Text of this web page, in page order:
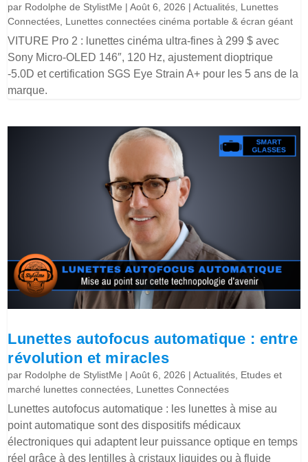
par Rodolphe de StylistMe |Août 6, 2026 |Actualités Lunettes
Connectées Lunettes connectées cinéma portable & écran géant
VITURE Pro 2 : lunettes cinéma ultra-fines à 299 $ avec
Sony Micro-OLED 146″, 120 Hz, ajustement dioptrique
-5.0D et certification SGS Eye Strain A+ pour les 5 ans de la
marque.
Lunettes autofocus automatique : entre
révolution et miracles
par Rodolphe de StylistMe |Août 6, 2026 |Actualités Etudes et
marché lunettes connectées Lunettes Connectées
Lunettes autofocus automatique : les lunettes à mise au
point automatique sont des dispositifs médicaux
électroniques qui adaptent leur puissance optique en temps
réel grâce à des lentilles à cristaux liquides ou à fluide